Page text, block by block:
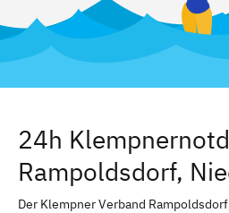
24h
Rampoldsdorf,
Der Klempner Verband